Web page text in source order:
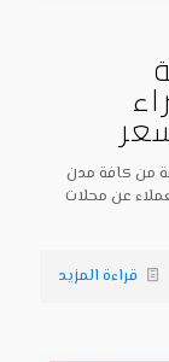
من كافة مدن
عن محلات
قراءة المزيد